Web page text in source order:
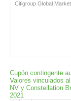
Citigroup Global
Cupón contingente
Valores vinculados
NV y Constellation
2021